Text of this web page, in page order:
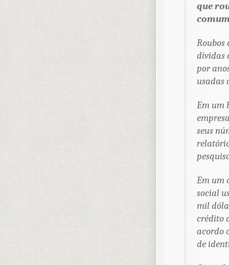
que
dívidas
por
usadas
Em um
seus
Em um
social
mil
crédito
acordo
de